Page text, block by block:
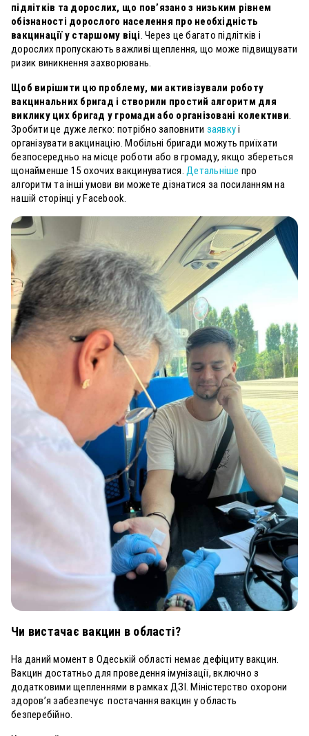
підлітків та дорослих, що пов’язано з низьким рівнем
обізнаності дорослого населення про необхідність
вакцинації у старшому віці . Через це багато підлітків і
дорослих пропускають важливі щеплення, що може підвищувати
ризик виникнення захворювань.
Щоб вирішити цю проблему, ми активізували роботу
вакцинальних бригад і створили простий алгоритм для
виклику цих бригад у громади або організовані колективи
Зробити це дуже легко: потрібно заповнити заявкуі
організувати вакцинацію. Мобільні бригади можуть приїхати
безпосередньо на місце роботи або в громаду, якщо збереться
щонайменше 15 охочих вакцинуватися. Детальніше про
алгоритм та інші умови ви можете дізнатися за посиланням на
нашій сторінці у Facebook.
Чи вистачає вакцин в області?
На даний момент в Одеській області немає дефіциту вакцин.
Вакцин достатньо для проведення імунізації, включно з
додатковими щепленнями в рамках ДЗІ. Міністерство охорони
здоров’я забезпечує постачання вакцин уобласть
безперебійно.